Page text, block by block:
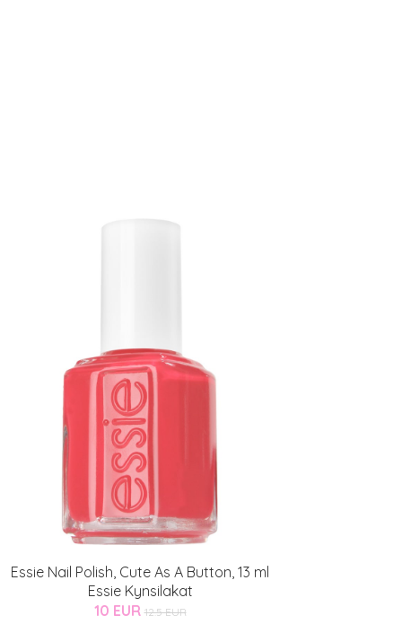
Essie Nail Polish, Cute As A Button, 13 ml
Essie Kynsilakat
10 EUR 12.5 EUR